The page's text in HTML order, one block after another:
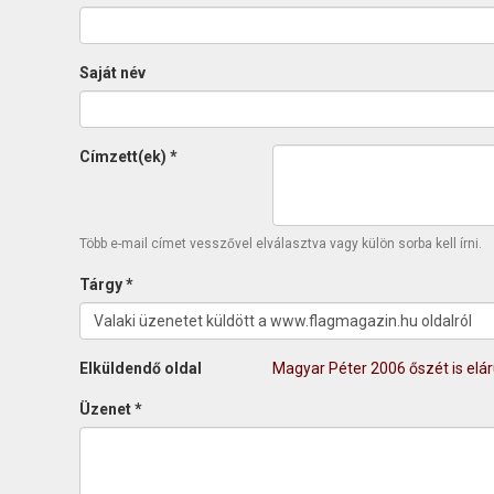
Saját név
Címzett(ek) *
Több e-mail címet vesszővel elválasztva vagy külön sorba kell írni.
Tárgy*
Elküldendő oldal Magyar Péter 2006 őszét is
Üzenet*